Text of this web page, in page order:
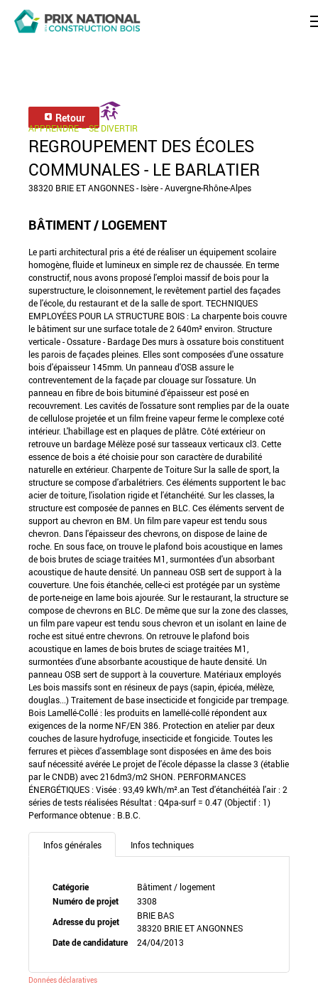
Retour
APPRENDRE – SE DIVERTIR
REGROUPEMENT DES ÉCOLES
COMMUNALES - LE BARLATIER
38320 BRIE ET ANGONNES - Isère - Auvergne-Rhône-Alpes
BÂTIMENT / LOGEMENT
Le parti architectural pris a été de réaliser un équipement scolaire
homogène, fluide et lumineux en simple rez de chaussée. En terme
constructif, nous avons proposé l'emploi massif de bois pour la
superstructure, le cloisonnement, le revêtement partiel des façades
de l'école, du restaurant et de la salle de sport. TECHNIQUES
EMPLOYÉES POUR LA STRUCTURE BOIS : La charpente bois couvre
le bâtiment sur une surface totale de 2 640m² environ. Structure
verticale - Ossature - Bardage Des murs à ossature bois constituent
les parois de façades pleines. Elles sont composées d'une ossature
bois d'épaisseur 145mm. Un panneau d'OSB assure le
contreventement de la façade par clouage sur l'ossature. Un
panneau en fibre de bois bituminé d'épaisseur est posé en
recouvrement. Les cavités de l'ossature sont remplies par de la ouate
de cellulose projetée et un film freine vapeur ferme le complexe coté
intérieur. L'habillage est en plaques de plâtre. Côté extérieur on
retrouve un bardage Mélèze posé sur tasseaux verticaux cl3. Cette
essence de bois a été choisie pour son caractère de durabilité
naturelle en extérieur. Charpente de Toiture Sur la salle de sport, la
structure se compose d'arbalétriers. Ces éléments supportent le bac
acier de toiture, l'isolation rigide et l'étanchéité. Sur les classes, la
structure est composée de pannes en BLC. Ces éléments servent de
support au chevron en BM. Un film pare vapeur est tendu sous
chevron. Dans l'épaisseur des chevrons, on dispose de laine de
roche. En sous face, on trouve le plafond bois acoustique en lames
de bois brutes de sciage traitées M1, surmontées d'un absorbant
acoustique de haute densité. Un panneau OSB sert de support à la
couverture. Une fois étanchée, celle-ci est protégée par un système
de porte-neige en lame bois ajourée. Sur le restaurant, la structure se
compose de chevrons en BLC. De même que sur la zone des classes,
un film pare vapeur est tendu sous chevron et un isolant en laine de
roche est situé entre chevrons. On retrouve le plafond bois
acoustique en lames de bois brutes de sciage traitées M1,
surmontées d'une absorbante acoustique de haute densité. Un
panneau OSB sert de support à la couverture. Matériaux employés
Les bois massifs sont en résineux de pays (sapin, épicéa, mélèze,
douglas...) Traitement de base insecticide et fongicide par trempage.
Bois Lamellé-Collé : les produits en lamellé-collé répondent aux
exigences de la norme NF/EN 386. Protection en atelier par deux
couches de lasure hydrofuge, insecticide et fongicide. Toutes les
ferrures et pièces d'assemblage sont disposées en âme des bois
sauf nécessité avérée Le projet de l'école dépasse la classe 3 (établie
par le CNDB) avec 216dm3/m2 SHON. PERFORMANCES
ÉNERGÉTIQUES : Visée : 93,49 kWh/m².an Test d'étanchéitéà l'air : 2
séries de tests réalisées Résultat : Q4pa-surf = 0.47 (Objectif : 1)
Performance obtenue : B.B.C.
Infos générales Infos techniques
Catégorie
Bâtiment / logement
Numéro de projet
3308
Adresse du projet
BRIE BAS
38320 BRIE ET ANGONNES
Date de candidature
24/04/2013
Données déclaratives